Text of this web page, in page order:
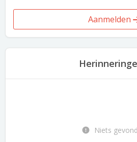
Aanmelden
Niets